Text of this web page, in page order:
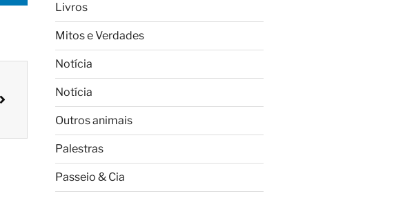
Livros
Mitos e Verdades
Notícia
Notícia
Outros animais
Palestras
Passeio & Cia